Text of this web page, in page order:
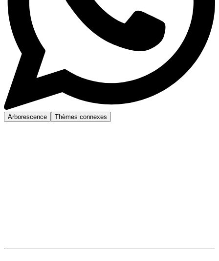
Arborescence Thèmes connexes